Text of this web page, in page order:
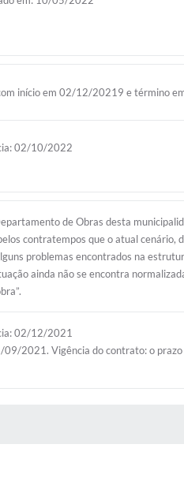
início em 02/12/20219 e término
02/10/2022
de Obras desta
contratempos que o atual
problemas encontrados na
ainda não se encontra
02/12/2021
2021. Vigência do contrato: o